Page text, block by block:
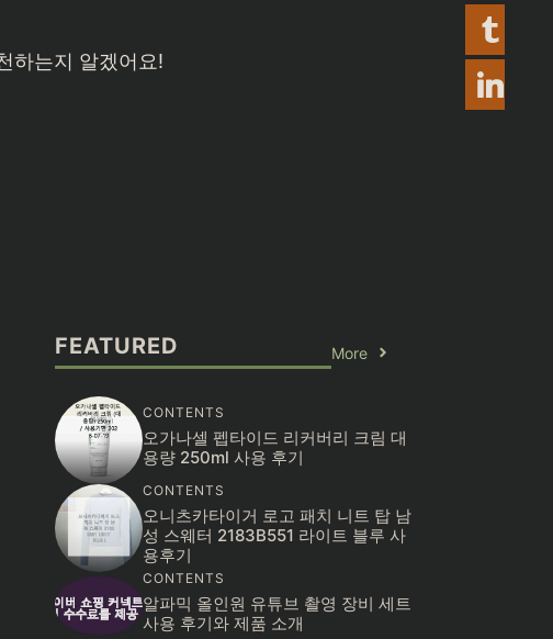
FEATURED More
CONTENTS
오가나셀 펩타이드 리커버리 크림 대
용량 250ml 사용 후기
CONTENTS
오니츠카타이거 로고 패치 니트 탑 남
성 스웨터 2183B551 라이트 블루 사
용후기
CONTENTS
알파믹 올인원 유튜브 촬영 장비 세트
사용 후기와 제품 소개